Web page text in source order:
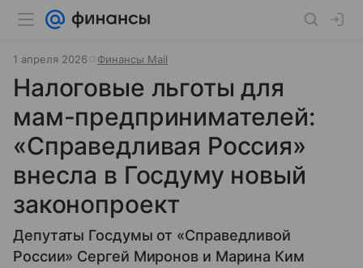
1 апреля 2026 Финансы Mail
Налоговые льготы для
мам-предпринимателей:
«Справедливая Россия»
внесла в Госдуму новый
законопроект
Депутаты Госдумы от «Справедливой
России» Сергей Миронов и Марина Ким